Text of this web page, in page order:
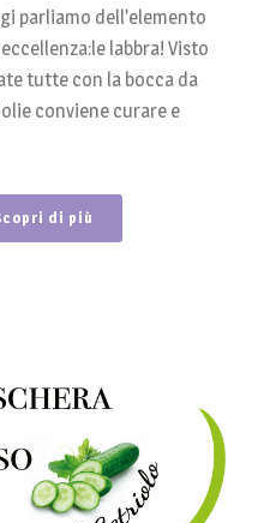
parliamo dell’elemento
labbra! Visto
tutte con la bocca da
conviene curare e
di più